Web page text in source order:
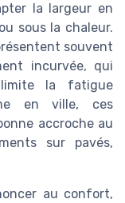
la largeur en
sous la chaleur.
souvent
incurvée, qui
la fatigue
en ville, ces
accroche au
sur pavés,
au confort,